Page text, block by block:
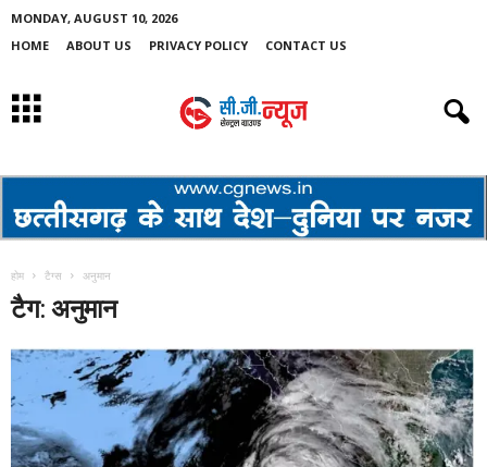
MONDAY, AUGUST 10, 2026
HOME
ABOUT US PRIVACY POLICY CONTACT US
होम टैग्स अनुमान
टैग: अनुमान